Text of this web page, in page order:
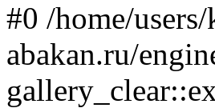
#0 /home/
abakan.ru/